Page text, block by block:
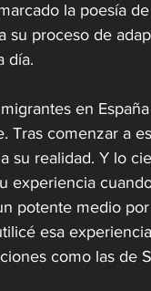
la poesía
su proceso de
día.
en
Tras comenzar a
su realidad. Y lo
experiencia
potente medio
esa
como las de